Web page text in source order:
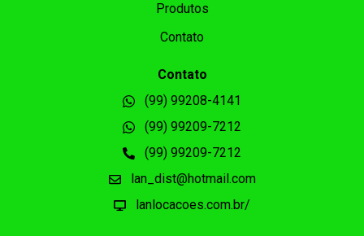
Produtos
Contato
Contato
(99) 99208-4141
(99) 99209-7212
(99) 99209-7212
lan_dist@hotmail.com
lanlocacoes.com.br/